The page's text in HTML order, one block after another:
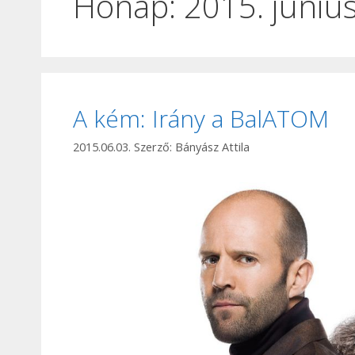
A kém: Irány a BalATOM
2015.06.03. Szerző: Bányász Attila